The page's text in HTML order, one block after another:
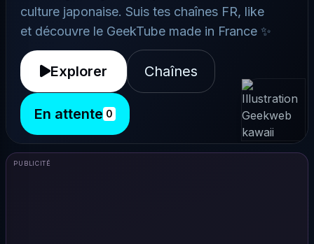
culture japonaise. Suis tes chaînes FR, like
et découvre le GeekTube made in France ✨
Explorer Chaînes
En attente 0
PUBLICITÉ